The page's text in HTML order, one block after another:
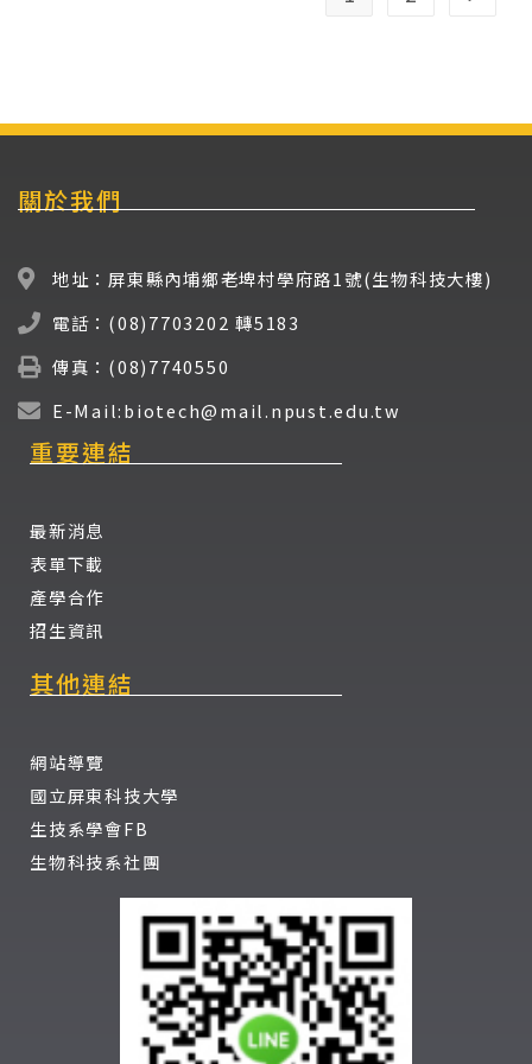
關於我們
地址：屏東縣內埔鄉老埤村學府路1號(生物科技大樓)
電話：(08)7703202 轉5183
傳真：(08)7740550
E-Mail:biotech@mail.npust.edu.tw
重要連結
最新消息
表單下載
產學合作
招生資訊
其他連結
網站導覽
國立屏東科技大學
生技系學會FB
生物科技系社團